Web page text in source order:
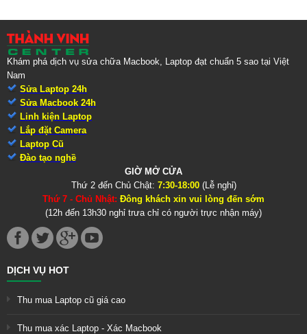
Khám phá dịch vụ sửa chữa Macbook, Laptop đạt chuẩn 5 sao tại Việt
Nam
Sửa Laptop 24h
Sửa Macbook 24h
Linh kiện Laptop
Lắp đặt Camera
Laptop Cũ
Đào tạo nghề
GIỜ MỞ CỬA
Thứ 2 đến Chủ Chật: 7:30-18:00(Lễ nghỉ)
Thứ 7 - Chủ Nhật: Đông khách xin vui lòng đến sớm
(12h đến 13h30 nghỉ trưa chỉ có người trực nhận máy)
DỊCH VỤ HOT
Thu mua Laptop cũ giá cao
Thu mua xác Laptop - Xác Macbook